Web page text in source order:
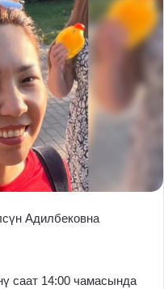
Адилбековна
саат 14:00 чамасында